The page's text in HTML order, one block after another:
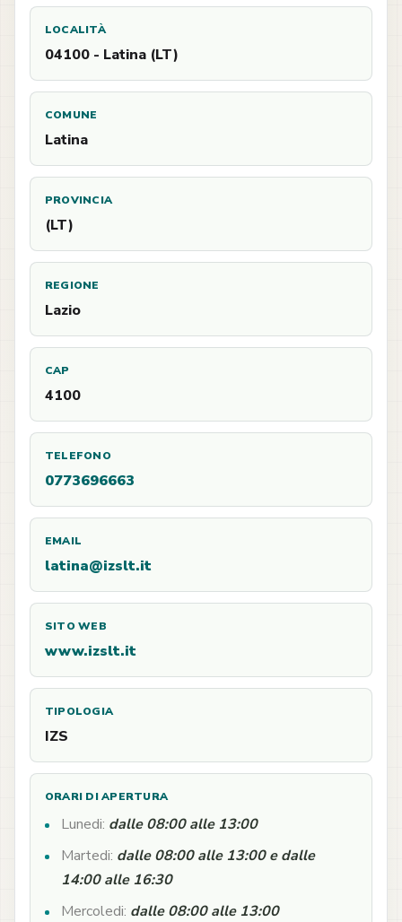
LOCALITÀ
04100 - Latina (LT)
COMUNE
Latina
PROVINCIA
(LT)
REGIONE
Lazio
CAP
4100
TELEFONO
0773696663
EMAIL
latina@izslt.it
SITO WEB
www.izslt.it
TIPOLOGIA
IZS
ORARI DI APERTURA
Lunedi: dalle 08:00 alle 13:00
Martedi: dalle 08:00 alle 13:00 e dalle
14:00 alle 16:30
Mercoledi: dalle 08:00 alle 13:00